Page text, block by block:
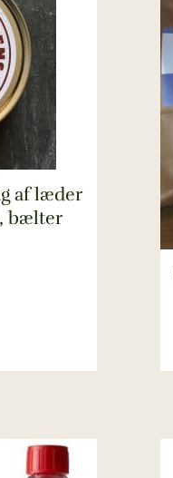
af læder
bælter